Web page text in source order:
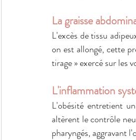
La graisse
L'excès de tissu
on est allongé, cette
tirage » exercé sur les
L'inflammation
L'obésité entretient
altèrent le contrôle
pharyngés, aggravant